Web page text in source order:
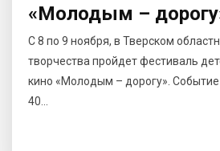
«Молодым –
С 8 по 9 ноября, в Тверском
творчества пройдет фестиваль
кино «Молодым – дорогу».
40...